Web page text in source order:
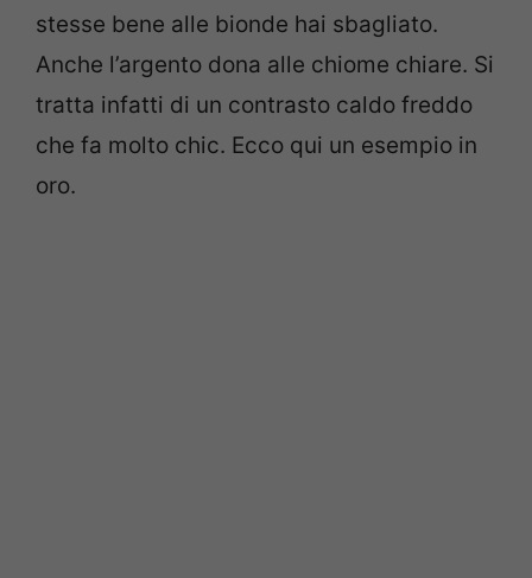
stesse bene alle bionde hai sbagliato.
Anche l’argento dona alle chiome chiare. Si
tratta infatti di un contrasto caldo freddo
che fa molto chic. Ecco qui un esempio in
oro.